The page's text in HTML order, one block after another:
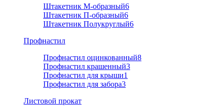
Штакетник М-образный6
Штакетник П-образный6
Штакетник Полукруглый6
Профнастил
Профнастил оцинкованный8
Профнастил крашенный3
Профнастил для крыши1
Профнастил для забора3
Листовой прокат